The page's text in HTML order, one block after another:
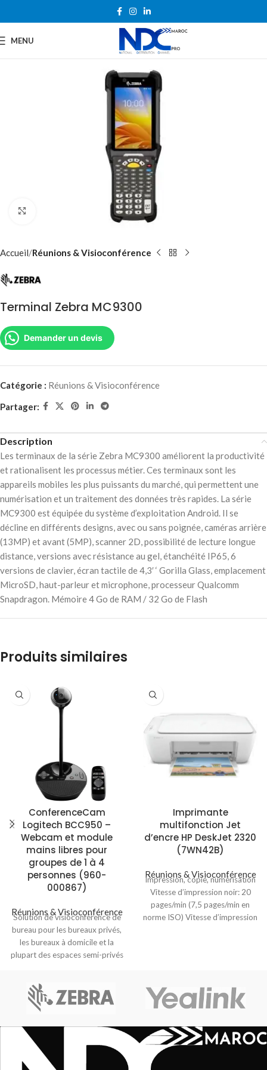
MENU
Accueil Réunions & Visioconférence
Terminal Zebra MC9300
Demander un devis
Catégorie : Réunions & Visioconférence
Partager:
Description
Les terminaux de la série Zebra MC9300 améliorent la productivité
et rationalisent les processus métier. Ces terminaux sont les
appareils mobiles les plus puissants du marché, qui permettent une
numérisation et un traitement des données très rapides. La série
MC9300 est équipée du système d’exploitation Android. Il se
décline en différents designs, avec ou sans poignée, caméras arrière
(13MP) et avant (5MP), scanner 2D, possibilité de lecture longue
distance, versions avec résistance au gel, étanchéité IP65, 6
versions de clavier, écran tactile de 4,3′ ‘ Gorilla Glass, emplacement
MicroSD, haut-parleur et microphone, processeur Qualcomm
Snapdragon. Mémoire 4 Go de RAM / 32 Go de Flash
Produits similaires
ConferenceCam
Logitech BCC950 –
Webcam et module
mains libres pour
groupes de 1 à 4
personnes (960-
000867)
Réunions & Visioconférence
Solution de visioconférence de
bureau pour les bureaux privés,
les bureaux à domicile et la
plupart des espaces semi-privés
Imprimante
multifonction Jet
d’encre HP DeskJet 2320
(7WN42B)
Réunions & Visioconférence
Impression, copie, numérisation
Vitesse d’impression noir: 20
pages/min (7,5 pages/min en
norme ISO) Vitesse d’impression